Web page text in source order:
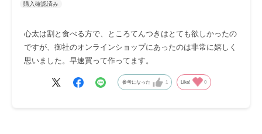
心太は割と食べる方で、ところてんつきはとても欲しかったの
ですが、御社のオンラインショップにあったのは非常に嬉しく
思いました。早速買って作ってます。
参考になった 1 Like! 0